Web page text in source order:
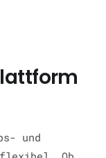
und